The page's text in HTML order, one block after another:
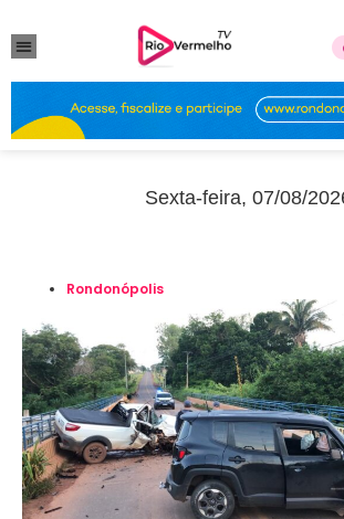
Sexta-feira, 07/08/
Rondonópolis